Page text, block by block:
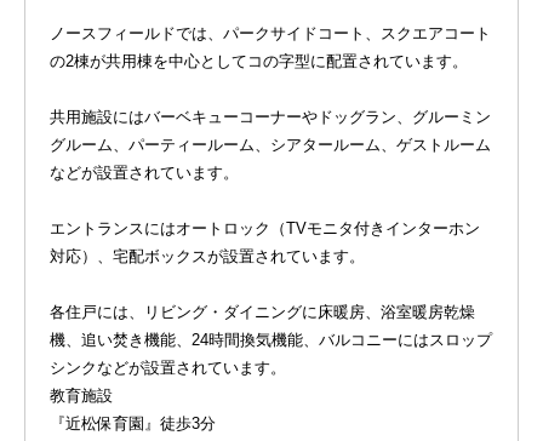
ノースフィールドでは、パークサイドコート、スクエアコート
の2棟が共用棟を中心としてコの字型に配置されています。
共用施設にはバーベキューコーナーやドッグラン、グルーミン
グルーム、パーティールーム、シアタールーム、ゲストルーム
などが設置されています。
エントランスにはオートロック（TVモニタ付きインターホン
対応）、宅配ボックスが設置されています。
各住戸には、リビング・ダイニングに床暖房、浴室暖房乾燥
機、追い焚き機能、24時間換気機能、バルコニーにはスロップ
シンクなどが設置されています。
教育施設
『近松保育園』徒歩3分